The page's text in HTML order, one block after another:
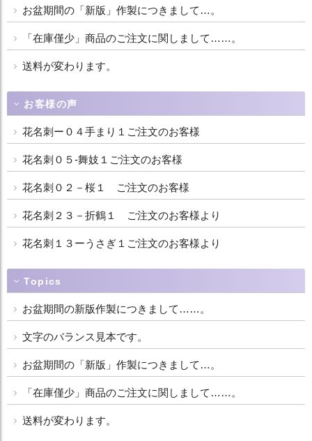
お盆期間の「新版」作製につきまして…。
「在庫僅少」商品のご注文に関しまして……。
送料が変わります。
お客様の声
花名刺ー０４手まり１ご注文のお客様
花名刺０５-舞妓１ご注文のお客様
花名刺０２－桜１ ご注文のお客様
花名刺２３－折鶴１ ご注文のお客様より
花名刺１３ーうさぎ１ご注文のお客様より
Topics
お盆期間の新版作製につきまして……。
文字のバランス見本です。
お盆期間の「新版」作製につきまして…。
「在庫僅少」商品のご注文に関しまして……。
送料が変わります。